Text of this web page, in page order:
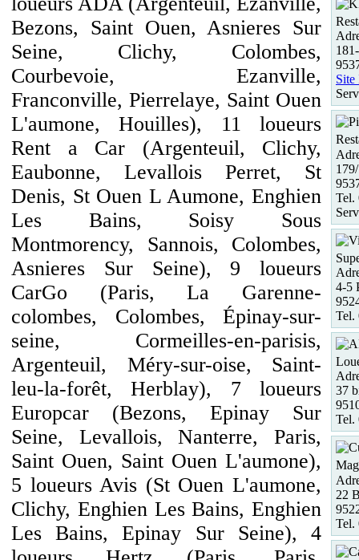
Bezons, Saint Ouen, Asnieres Sur
Seine, Clichy, Colombes,
Courbevoie, Ezanville,
Franconville, Pierrelaye, Saint Ouen
L'aumone, Houilles), 11 loueurs
Rent a Car (Argenteuil, Clichy,
Eaubonne, Levallois Perret, St
Denis, St Ouen L Aumone, Enghien
Les Bains, Soisy Sous
Montmorency, Sannois, Colombes,
Asnieres Sur Seine), 9 loueurs
CarGo (Paris, La Garenne-
colombes, Colombes, Épinay-sur-
seine, Cormeilles-en-parisis,
Argenteuil, Méry-sur-oise, Saint-
leu-la-forêt, Herblay), 7 loueurs
Europcar (Bezons, Epinay Sur
Seine, Levallois, Nanterre, Paris,
Saint Ouen, Saint Ouen L'aumone),
5 loueurs Avis (St Ouen L'aumone,
Clichy, Enghien Les Bains, Enghien
Les Bains, Epinay Sur Seine), 4
Site
Tel.
4-5
Tel.
37
Tel.
22
Tel.